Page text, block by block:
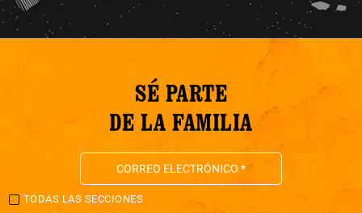
SÉ PARTE
DE LA FAMILIA
TODAS LAS SECCIONES